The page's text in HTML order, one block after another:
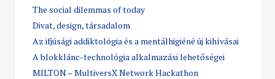
The social dilemmas of today
Divat, design, társadalom
Az ifjúsági addiktológia és a mentálhigiéné új kihívásai
A blokklánc-technológia alkalmazási lehetőségei
MILTON – MultiversX Network Hackathon